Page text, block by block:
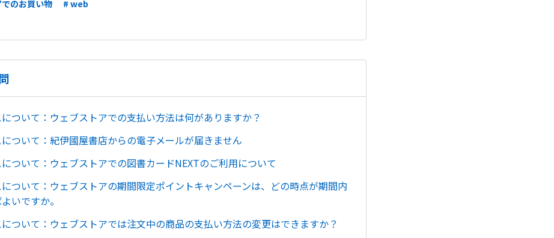
のお買い物 # web
ついて：ウェブストアでの支払い方法は何がありますか？
ついて：紀伊國屋書店からの電子メールが届きません
ついて：ウェブストアでの図書カードNEXTのご利用について
ついて：ウェブストアの期間限定ポイントキャンペーンは、どの時点が期間内
いですか。
ついて：ウェブストアでは注文中の商品の支払い方法の変更はできますか？